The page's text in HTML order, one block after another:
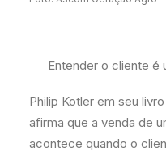
Entender o cliente é
Philip Kotler em seu
afirma que a venda de
acontece quando o